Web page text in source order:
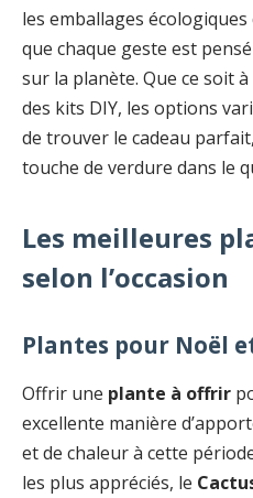
les emballages
que chaque geste est
sur la planète. Que ce soit
des kits DIY, les options
de trouver le cadeau
touche de verdure dans le
Les meilleures
selon l’occasion
Plantes pour Noël
Offrir une plante à offrir
excellente manière
et de chaleur à cette
les plus appréciés, le